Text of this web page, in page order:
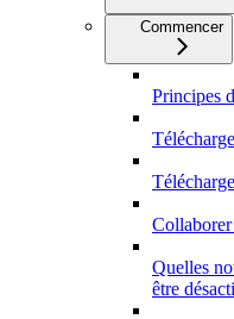
Commencer
Principes
Quelles
être